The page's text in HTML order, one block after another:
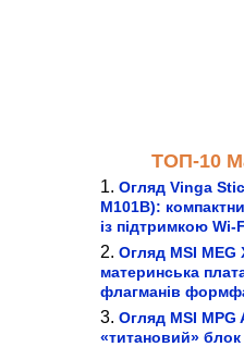
ТОП-10
Огляд Vinga
M101B):
із підтримкою Wi-
Огляд MSI MEG
материнська
флагманів
Огляд MSI MPG
«титановий»